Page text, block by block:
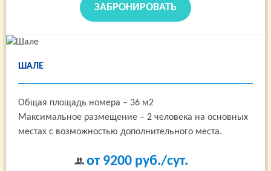
ЗАБРОНИРОВАТЬ
ШАЛЕ
Общая площадь номера – 36 м2
Максимальное размещение – 2 человека на основных
местах с возможностью дополнительного места.
от 9200руб./сут.